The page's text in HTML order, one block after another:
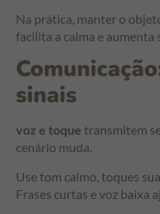
Na prática, manter o
facilita a calma e aumenta
sinais
voz e toque transmitem
cenário muda.
Use tom calmo, toques
Frases curtas e voz baixa